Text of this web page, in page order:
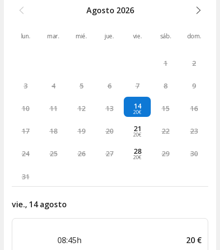
Agosto 2026
lun. mar. mié. jue. vie. sáb. dom.
1 2
3 4 5 6 7 8 9
10 11 12 13 14
20€ 15 16
17 18 19 20 21
20€ 22 23
24 25 26 27 28
20€ 29 30
31
vie., 14 agosto
08:45h 20 €